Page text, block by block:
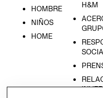
HOMBRE
NIÑOS
HOME
H&M